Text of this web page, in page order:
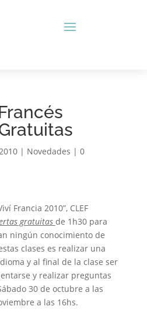
| Novedades | 0
Francia 2010”, CLEF
gratuitas de 1h30 para
ningún conocimiento de
clases es realizar una
y al final de la clase ser
y realizar preguntas
30 de octubre a las
a las 16hs.